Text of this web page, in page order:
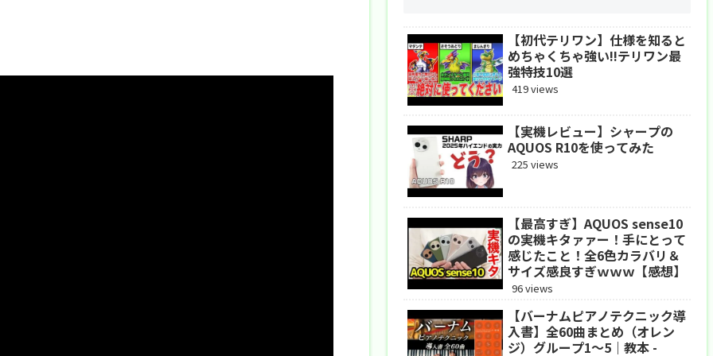
【初代テリワン】仕様を知ると
めちゃくちゃ強い!!テリワン最
強特技10選
419 views
【実機レビュー】シャープの
AQUOS R10を使ってみた
225 views
【最高すぎ】AQUOS sense10
の実機キタァァー！手にとって
感じたこと！全6色カラバリ＆
サイズ感良すぎｗｗｗ【感想】
96 views
【バーナムピアノテクニック導
入書】全60曲まとめ（オレン
ジ）グループ1〜5｜教本 -